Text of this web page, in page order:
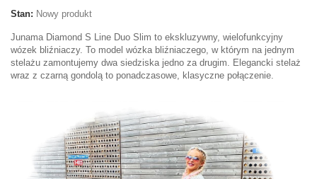
Stan: Nowy produkt
Junama Diamond S Line Duo Slim to ekskluzywny, wielofunkcyjny
wózek bliźniaczy. To model wózka bliźniaczego, w którym na jednym
stelażu zamontujemy dwa siedziska jedno za drugim. Elegancki stelaż
wraz z czarną gondolą to ponadczasowe, klasyczne połączenie.